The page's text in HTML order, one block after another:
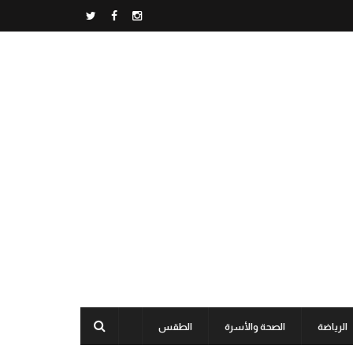
الرياضة الصحة والأسرة الطقس